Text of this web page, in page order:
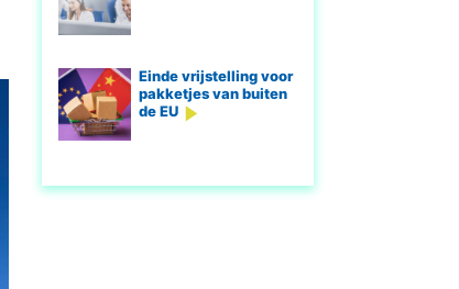
Einde vrijstelling voor
pakketjes van buiten
de EU